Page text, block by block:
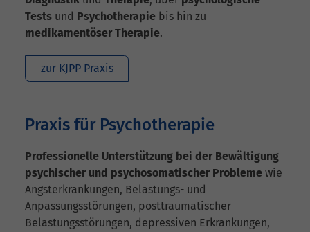
Tests und Psychotherapie bis hin zu
medikamentöser Therapie.
zur KJPP Praxis
Praxis für Psychotherapie
Professionelle Unterstützung bei der Bewältigung
psychischer und psychosomatischer Probleme wie
Angsterkrankungen, Belastungs- und
Anpassungsstörungen, posttraumatischer
Belastungsstörungen, depressiven Erkrankungen,